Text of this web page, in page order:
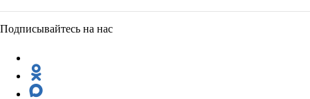
Подписывайтесь на нас